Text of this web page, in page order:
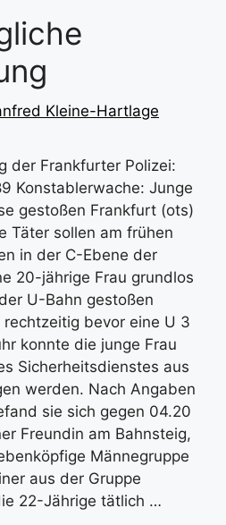
Kleine-Hartlage
der Frankfurter Polizei:
Konstablerwache: Junge
gestoßen Frankfurt (ots)
Täter sollen am frühen
in der C-Ebene der
20-jährige Frau grundlos
U-Bahn gestoßen
bevor eine U 3
konnte die junge Frau
Sicherheitsdienstes aus
werden. Nach Angaben
sie sich gegen 04.20
Freundin am Bahnsteig,
Männegruppe
aus der Gruppe
22-Jährige tätlich …